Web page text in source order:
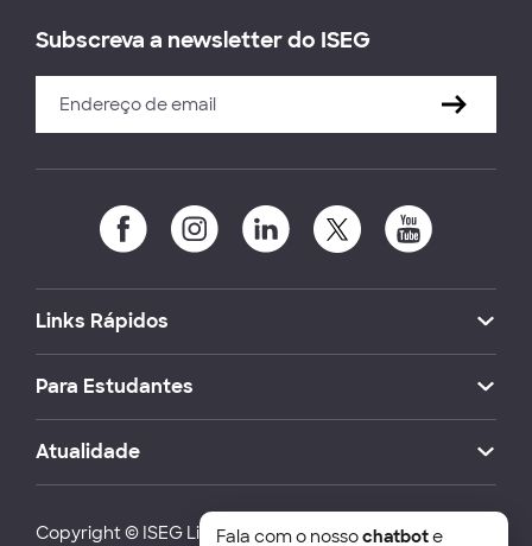
Subscreva a newsletter do ISEG
Links Rápidos
Para Estudantes
Atualidade
Copyright © ISEG Lisbon School of Economics and
Fala com o nossochatbote